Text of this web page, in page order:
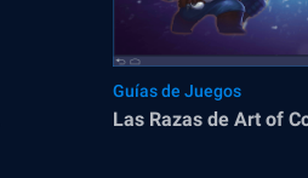
Guías de Juegos
Las Razas de Art of